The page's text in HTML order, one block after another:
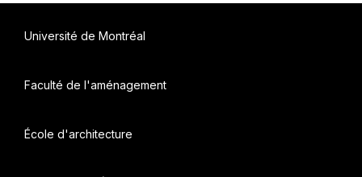
Université de Montréal
Faculté de l'aménagement
École d'architecture